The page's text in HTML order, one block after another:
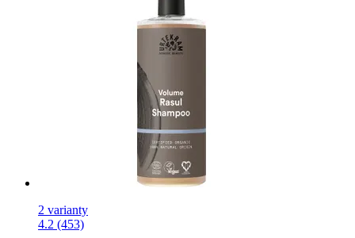
2 varianty
4.2 (453)